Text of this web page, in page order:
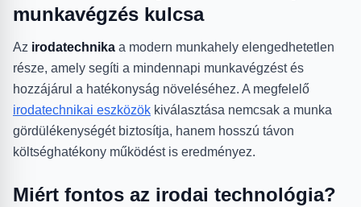
munkavégzés kulcsa
Az irodatechnika a modern munkahely elengedhetetlen
része, amely segíti a mindennapi munkavégzést és
hozzájárul a hatékonyság növeléséhez. A megfelelő
irodatechnikai eszközök kiválasztása nemcsak a munka
gördülékenységét biztosítja, hanem hosszú távon
költséghatékony működést is eredményez.
Miért fontos az irodai technológia?